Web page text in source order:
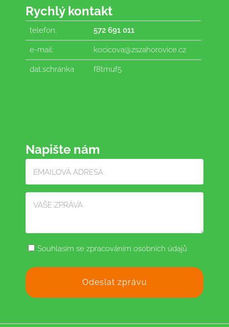
Rychlý kontakt
telefon: 572 691 011
e-mail: kocicova@zszahorovice.cz
dat.schránka f8tmuf5
Napište nám
Souhlasím se zpracováním osobních údajů